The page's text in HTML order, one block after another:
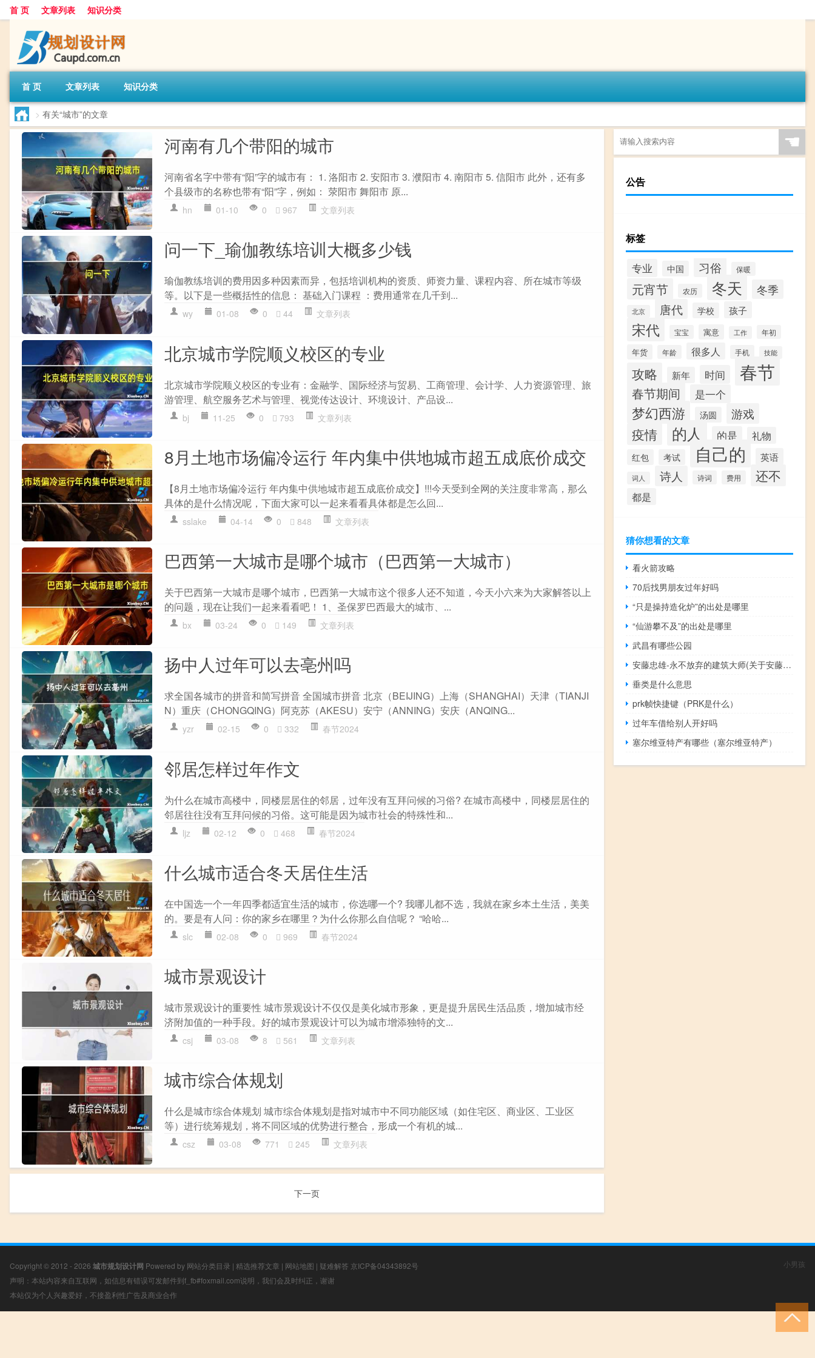
首 页 文章列表 知识分类
首 页 文章列表 知识分类
> 有关“城市”的文章
河南有几个带阳的城市
河南省名字中带有“阳”字的城市有： 1. 洛阳市 2. 安阳市 3. 濮阳市 4. 南阳市 5. 信阳市 此外，还有多
个县级市的名称也带有“阳”字，例如： 荥阳市 舞阳市 原...
hn 01-10 0 967 文章列表
问一下_瑜伽教练培训大概多少钱
瑜伽教练培训的费用因多种因素而异，包括培训机构的资质、师资力量、课程内容、所在城市等级
等。以下是一些概括性的信息： 基础入门课程 ：费用通常在几千到...
wy 01-08 0 44 文章列表
北京城市学院顺义校区的专业
北京城市学院顺义校区的专业有：金融学、国际经济与贸易、工商管理、会计学、人力资源管理、旅
游管理、航空服务艺术与管理、视觉传达设计、环境设计、产品设...
bj 11-25 0 793 文章列表
8月土地市场偏冷运行 年内集中供地城市超五成底价成交
【8月土地市场偏冷运行 年内集中供地城市超五成底价成交】!!!今天受到全网的关注度非常高，那么
具体的是什么情况呢，下面大家可以一起来看看具体都是怎么回...
sslake 04-14 0 848 文章列表
巴西第一大城市是哪个城市（巴西第一大城市）
关于巴西第一大城市是哪个城市，巴西第一大城市这个很多人还不知道，今天小六来为大家解答以上
的问题，现在让我们一起来看看吧！ 1、圣保罗巴西最大的城市、...
bx 03-24 0 149 文章列表
扬中人过年可以去亳州吗
求全国各城市的拼音和简写拼音 全国城市拼音 北京（BEIJING）上海（SHANGHAI）天津（TIANJI
N）重庆（CHONGQING）阿克苏（AKESU）安宁（ANNING）安庆（ANQING...
yzr 02-15 0 332 春节2024
邻居怎样过年作文
为什么在城市高楼中，同楼层居住的邻居，过年没有互拜问候的习俗? 在城市高楼中，同楼层居住的
邻居往往没有互拜问候的习俗。这可能是因为城市社会的特殊性和...
ljz 02-12 0 468 春节2024
什么城市适合冬天居住生活
在中国选一个一年四季都适宜生活的城市，你选哪一个? 我哪儿都不选，我就在家乡本土生活，美美
的。要是有人问：你的家乡在哪里？为什么你那么自信呢？ “哈哈...
slc 02-08 0 969 春节2024
城市景观设计
城市景观设计的重要性 城市景观设计不仅仅是美化城市形象，更是提升居民生活品质，增加城市经
济附加值的一种手段。好的城市景观设计可以为城市增添独特的文...
csj 03-08 8 561 文章列表
城市综合体规划
什么是城市综合体规划 城市综合体规划是指对城市中不同功能区域（如住宅区、商业区、工业区
等）进行统筹规划，将不同区域的优势进行整合，形成一个有机的城...
csz 03-08 771 245 文章列表
下一页
☚
公告
标签
专业 中国 习俗 保暖
元宵节 农历 冬天 冬季
北京 唐代 学校 孩子
宋代 宝宝 寓意 工作 年初
年货 年龄 很多人 手机 技能
攻略 新年 时间 春节
春节期间 是一个
梦幻西游 汤圆 游戏
疫情 的人 的是 礼物
红包 考试 自己的 英语
词人 诗人 诗词 费用 还不
都是
猜你想看的文章
看火箭攻略
70后找男朋友过年好吗
“只是操持造化炉”的出处是哪里
“仙游攀不及”的出处是哪里
武昌有哪些公园
安藤忠雄-永不放弃的建筑大师(关于安藤忠雄-永不放弃的建筑大师简述)
垂类是什么意思
prk帧快捷键（PRK是什么）
过年车借给别人开好吗
塞尔维亚特产有哪些（塞尔维亚特产）
Copyright © 2012 - 2026 城市规划设计网 Powered by 网站分类目录 | 精选推荐文章 | 网站地图 | 疑难解答 京ICP备04343892号
声明：本站内容来自互联网，如信息有错误可发邮件到f_fb#foxmail.com说明，我们会及时纠正，谢谢
本站仅为个人兴趣爱好，不接盈利性广告及商业合作
小男孩